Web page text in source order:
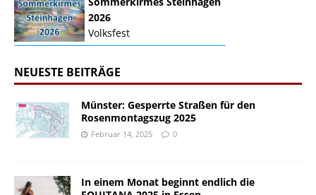
2026
Volksfest
NEUESTE BEITRÄGE
Münster: Gesperrte Straßen für den
Rosenmontagszug 2025
Februar 14, 2025 0
In einem Monat beginnt endlich die